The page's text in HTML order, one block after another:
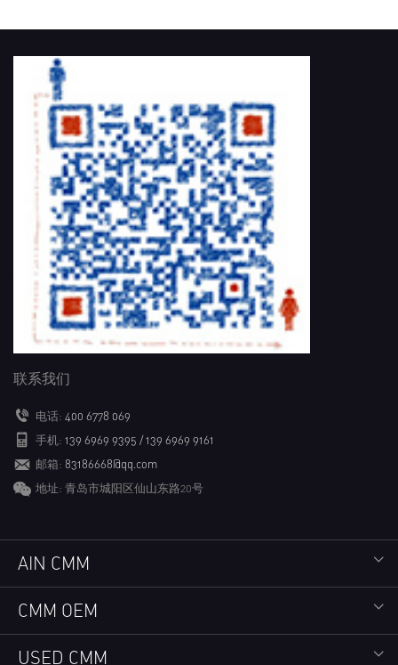
联系我们
电话: 400 6778 069
手机: 139 6969 9395 / 139 6969 9161
邮箱: 83186668@qq.com
地址: 青岛市城阳区仙山东路20号
AIN CMM
CMM OEM
USED CMM